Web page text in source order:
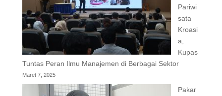
Pariwi
sata
Kroasi
a,
Kupas
Tuntas Peran Ilmu Manajemen di Berbagai Sektor
Maret 7, 2025
Pakar